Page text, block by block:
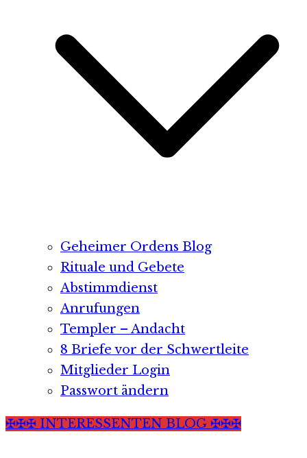
Geheimer Ordens Blog
Rituale und Gebete
Abstimmdienst
Anrufungen
Templer – Andacht
8 Briefe vor der Schwertleite
Mitglieder Login
Passwort ändern
✠✠✠ INTERESSENTEN BLOG ✠✠✠